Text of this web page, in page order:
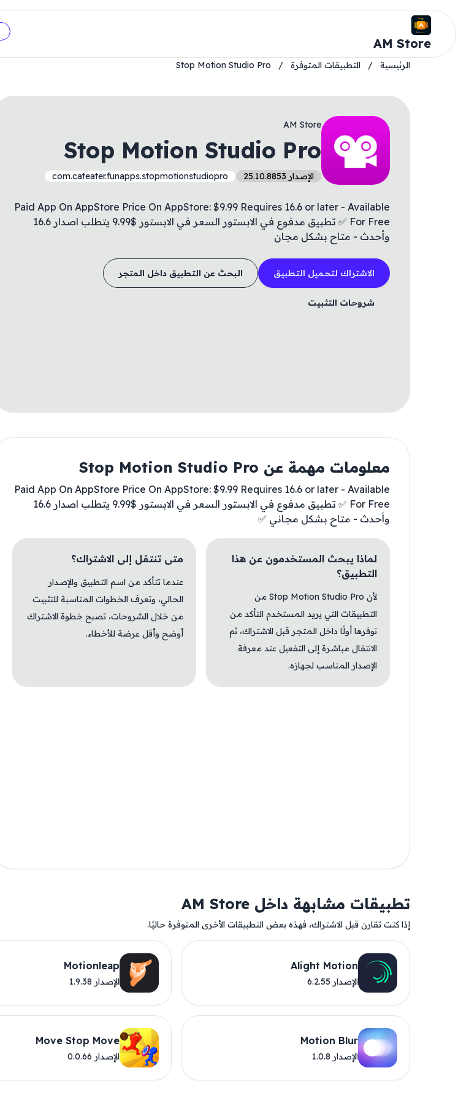
AM Store
الرئيسية / التطبيقات المتوفرة /
Stop Motion Studio Pro
AM Store
Stop Motion Studio Pro
الإصدار 25.10.8853 com.cateater.funapps.stopmotionstudiopro
Paid App On AppStore Price On AppStore: $9.99 Requires 16.6 or later - Available
For Free ✅ تطبيق مدفوع في الابستور السعر في الابستور $9.99 يتطلب اصدار 16.6
وأحدث - متاح بشكل مجان
الاشتراك لتحميل التطبيق البحث عن التطبيق داخل المتجر
شروحات التثبيت
معلومات مهمة عن Stop Motion Studio Pro
Paid App On AppStore Price On AppStore: $9.99 Requires 16.6 or later - Available
For Free ✅ تطبيق مدفوع في الابستور السعر في الابستور $9.99 يتطلب اصدار 16.6
وأحدث - متاح بشكل مجاني ✅
لماذا يبحث المستخدمون عن هذا
التطبيق؟
لأن Stop Motion Studio Pro من
التطبيقات التي يريد المستخدم التأكد من
توفرها أولًا داخل المتجر قبل الاشتراك، ثم
الانتقال مباشرة إلى التفعيل عند معرفة
الإصدار المناسب لجهازه.
متى تنتقل إلى الاشتراك؟
عندما تتأكد من اسم التطبيق والإصدار
الحالي، وتعرف الخطوات المناسبة للتثبيت
من خلال الشروحات، تصبح خطوة الاشتراك
أوضح وأقل عرضة للأخطاء.
تطبيقات مشابهة داخل AM Store
إذا كنت تقارن قبل الاشتراك، فهذه بعض التطبيقات الأخرى المتوفرة حاليًا.
Alight Motion
الإصدار 6.2.55
Motionleap
الإصدار 1.9.38
Motion Blur
الإصدار 1.0.8
Move Stop Move
الإصدار 0.0.66